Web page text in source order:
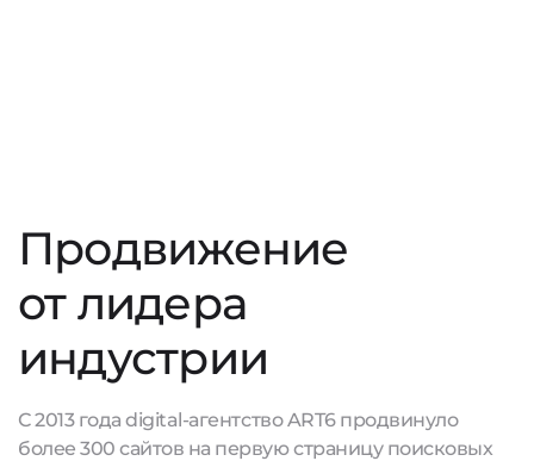
Продвижение
от лидера
индустрии
С 2013 года digital-агентство ART6 продвинуло
более 300 сайтов на первую страницу поисковых